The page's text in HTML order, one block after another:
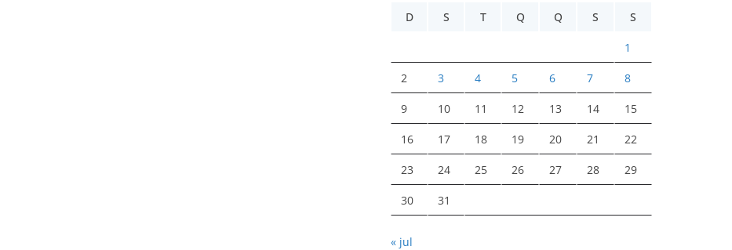
D
S T Q Q S S
1
2 3 4 5 6 7 8
9 10 11 12 13 14 15
16 17 18 19 20 21 22
23 24 25 26 27 28 29
30 31
« jul